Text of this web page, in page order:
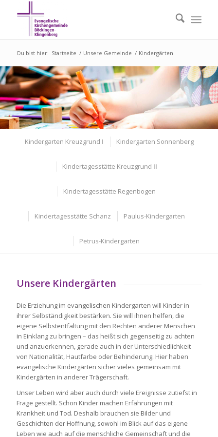
Du bist hier: Startseite / Unsere Gemeinde / Kindergärten
Kindergarten Kreuzgrund Ⅰ Kindergarten Sonnenberg
Kindertagesstätte Kreuzgrund ⅠⅠ
Kindertagesstätte Regenbogen
Kindertagesstätte Schanz Paulus-Kindergarten
Petrus-Kindergarten
Unsere Kindergärten
Die Erziehung im evangelischen Kindergarten will Kinder in
ihrer Selbständigkeit bestärken. Sie will ihnen helfen, die
eigene Selbstentfaltung mit den Rechten anderer Menschen
in Einklang zu bringen – das heißt sich gegenseitig zu achten
und anzuerkennen, gerade auch in der Unterschiedlichkeit
von Nationalität, Hautfarbe oder Behinderung. Hier haben
evangelische Kindergärten sicher vieles gemeinsam mit
Kindergärten in anderer Trägerschaft.
Unser Leben wird aber auch durch viele Ereignisse zutiefst in
Frage gestellt. Schon Kinder machen Erfahrungen mit
Krankheit und Tod. Deshalb brauchen sie Bilder und
Geschichten der Hoffnung, sowohl im Blick auf das eigene
Leben wie auch auf die menschliche Gemeinschaft und die